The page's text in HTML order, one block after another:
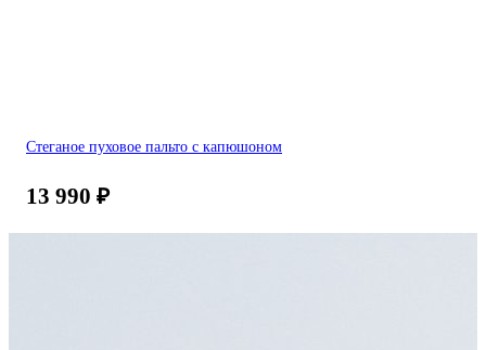
Стеганое пуховое пальто с капюшоном
13 990 ₽